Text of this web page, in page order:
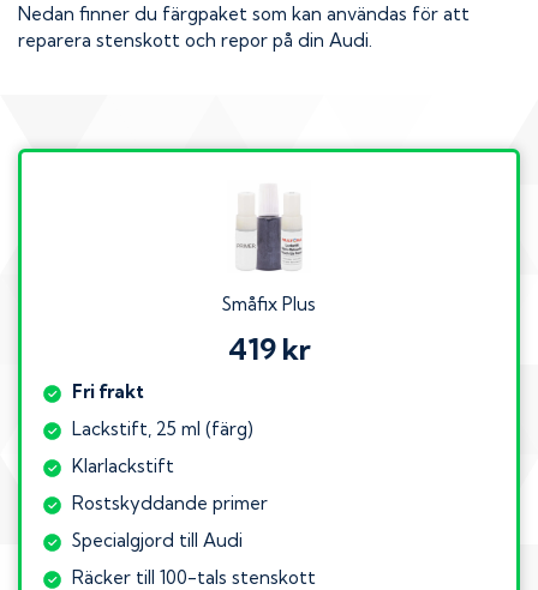
Nedan finner du färgpaket som kan användas för att
reparera stenskott och repor på din Audi.
Småfix Plus
419 kr
Fri frakt
Lackstift, 25 ml (färg)
Klarlackstift
Rostskyddande primer
Specialgjord till Audi
Räcker till 100-tals stenskott